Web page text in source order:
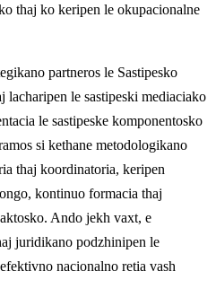
thaj ko keripen le okupacionalne
partneros le Sastipesko
lacharipen le sastipeski mediaciako
le sastipeske komponentosko
si kethane metodologikano
thaj koordinatoria, keripen
kontinuo formacia thaj
Ando jekh vaxt, e
juridikano podzhinipen le
nacionalno retia vash